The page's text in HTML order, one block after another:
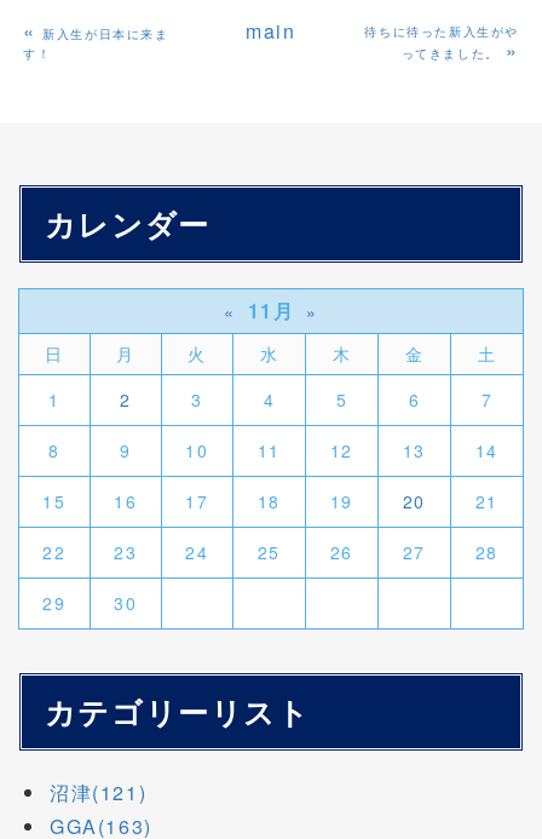
«新入生が日本に来ま
す！
main
待ちに待った新入生がや
ってきました。
»
カレンダー
« 11月
»
日
月 火 水 木 金
土
1
2 3 4 5 6 7
8 9 10 11 12 13 14
15 16 17 18 19 20 21
22 23 24 25 26 27 28
29 30
カテゴリーリスト
沼津(121)
GGA(163)